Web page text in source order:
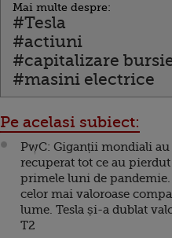
Mai multe despre:
#Tesla
#actiuni
#capitalizare
#masini electrice
Pe acelasi subiect:
PwC: Giganții mondiali au
recuperat tot ce au
primele luni de
celor mai valoroase
lume. Tesla și-a dublat
T2